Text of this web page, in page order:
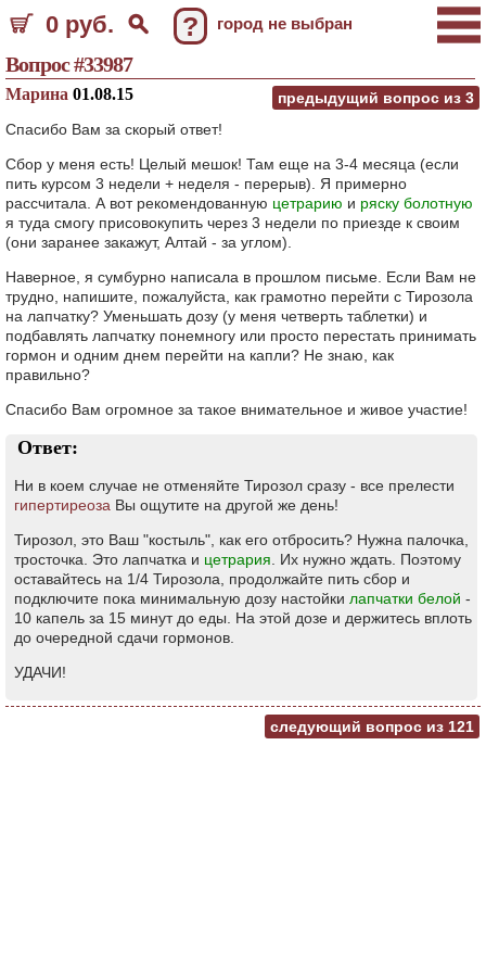
0 руб. ? город не выбран
Вопрос #33987
предыдущий вопрос из 3
Марина 01.08.15
Спасибо Вам за скорый ответ!
Сбор у меня есть! Целый мешок! Там еще на 3-4 месяца (если
пить курсом 3 недели + неделя - перерыв). Я примерно
рассчитала. А вот рекомендованную цетрарию и ряску болотную
я туда смогу присовокупить через 3 недели по приезде к своим
(они заранее закажут, Алтай - за углом).
Наверное, я сумбурно написала в прошлом письме. Если Вам не
трудно, напишите, пожалуйста, как грамотно перейти с Тирозола
на лапчатку? Уменьшать дозу (у меня четверть таблетки) и
подбавлять лапчатку понемногу или просто перестать принимать
гормон и одним днем перейти на капли? Не знаю, как
правильно?
Спасибо Вам огромное за такое внимательное и живое участие!
Ответ:
Ни в коем случае не отменяйте Тирозол сразу - все прелести
гипертиреоза Вы ощутите на другой же день!
Тирозол, это Ваш "костыль", как его отбросить? Нужна палочка,
тросточка. Это лапчатка и цетрария . Их нужно ждать. Поэтому
оставайтесь на 1/4 Тирозола, продолжайте пить сбор и
подключите пока минимальную дозу настойки лапчатки белой -
10 капель за 15 минут до еды. На этой дозе и держитесь вплоть
до очередной сдачи гормонов.
УДАЧИ!
следующий вопрос из 121